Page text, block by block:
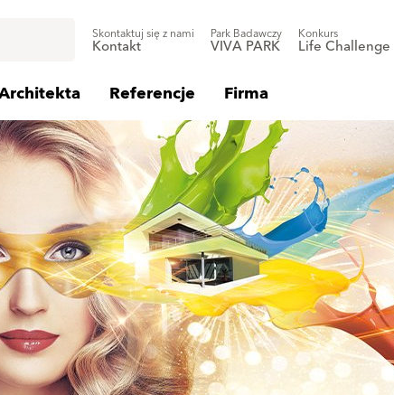
Skontaktuj się z nami
Kontakt
Park Badawczy
VIVA PARK
Konkurs
Life Challenge
Referencje Firma